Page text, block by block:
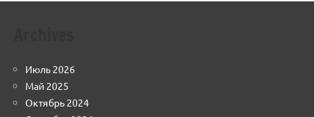
Июль 2026
Май 2025
Октябрь 2024